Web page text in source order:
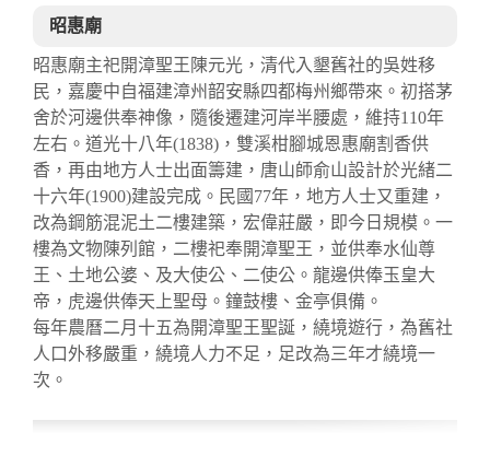
昭惠廟
昭惠廟主祀開漳聖王陳元光，清代入墾舊社的吳姓移
民，嘉慶中自福建漳州韶安縣四都梅州鄉帶來。初搭茅
舍於河邊供奉神像，隨後遷建河岸半腰處，維持110年
左右。道光十八年(1838)，雙溪柑腳城恩惠廟割香供
香，再由地方人士出面籌建，唐山師俞山設計於光緒二
十六年(1900)建設完成。民國77年，地方人士又重建，
改為鋼筋混泥土二樓建築，宏偉莊嚴，即今日規模。一
樓為文物陳列館，二樓祀奉開漳聖王，並供奉水仙尊
王、土地公婆、及大使公、二使公。龍邊供俸玉皇大
帝，虎邊供俸天上聖母。鐘鼓樓、金亭俱備。
每年農曆二月十五為開漳聖王聖誕，繞境遊行，為舊社
人口外移嚴重，繞境人力不足，足改為三年才繞境一
次。